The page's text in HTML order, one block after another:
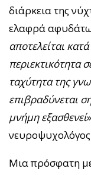
διάρκεια της
ελαφρά
αποτελείται
περιεκτικότητα
ταχύτητα της
επιβραδύνεται
μνήμη εξασθενεί
νευροψυχολόγος
Μια πρόσφατη